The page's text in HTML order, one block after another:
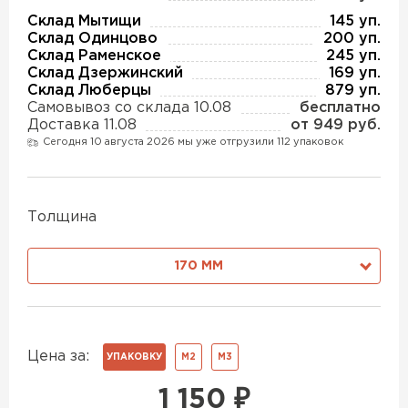
Склад Мытищи
145 уп.
Склад Одинцово
200 уп.
Склад Раменское
245 уп.
Склад Дзержинский
169 уп.
Склад Люберцы
879 уп.
Самовывоз со склада 10.08
бесплатно
Доставка 11.08
от 949 руб.
Сегодня 10 августа 2026 мы уже отгрузили 112 упаковок
Толщина
170 ММ
Цена за: УПАКОВКУ М2 М3
1 150 ₽
Утеплитель Изотек
ПЕРЕЙТИ
Утеплитель Ruspanel
ПЕРЕЙТИ
ПЕРЕЙТИ
ПЕРЕЙТИ
Утеплитель Юматекс
Утеплитель Теплекс
Утеплитель Дирок